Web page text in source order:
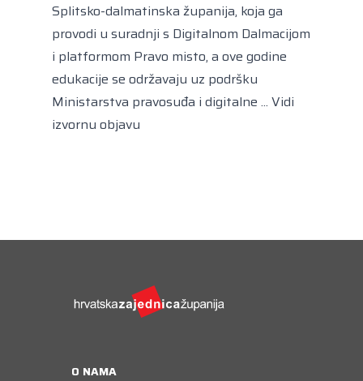
Splitsko-dalmatinska županija, koja ga
provodi u suradnji s Digitalnom Dalmacijom
i platformom Pravo misto, a ove godine
edukacije se održavaju uz podršku
Ministarstva pravosuđa i digitalne ... Vidi
izvornu objavu
O NAMA